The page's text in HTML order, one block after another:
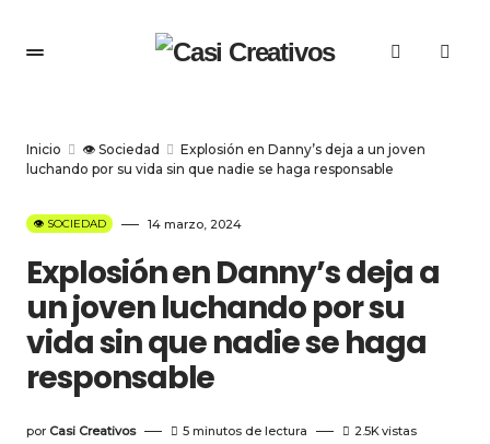
Inicio 👁️ Sociedad
Explosión en Danny’s deja a un joven
luchando por su vida sin que nadie se haga responsable
👁️ SOCIEDAD 14 marzo, 2024
Explosión en Danny’s deja a
un joven luchando por su
vida sin que nadie se haga
responsable
por Casi Creativos 5 minutos de lectura 2.5Kvistas